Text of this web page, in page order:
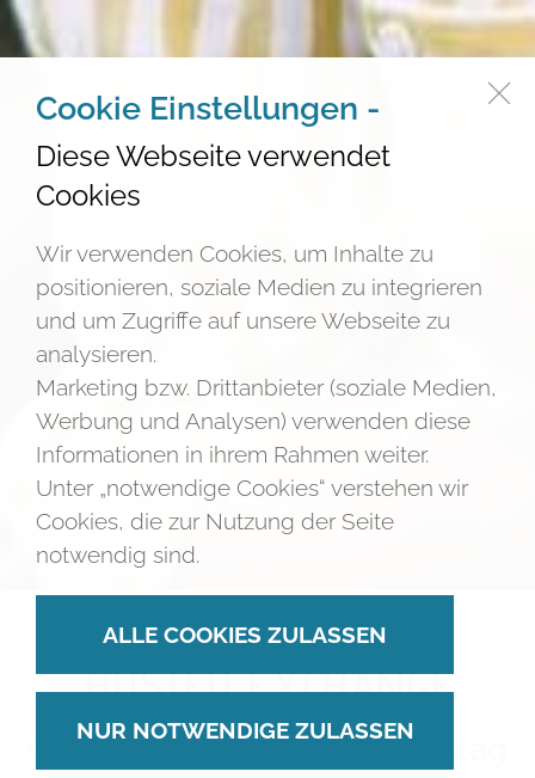
HOSTED EXCHANGE
Optimieren Sie Ihren Arbeitstag
Cookie Einstellungen -
Diese Webseite verwendet
Cookies
Wir verwenden Cookies, um Inhalte zu
positionieren, soziale Medien zu integrieren
und um Zugriffe auf unsere Webseite zu
analysieren.
Marketing bzw. Drittanbieter (soziale Medien,
Werbung und Analysen) verwenden diese
Informationen in ihrem Rahmen weiter.
Unter „notwendige Cookies“ verstehen wir
Cookies, die zur Nutzung der Seite
notwendig sind.